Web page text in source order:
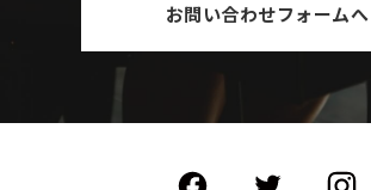
お問い合わせフォームへ